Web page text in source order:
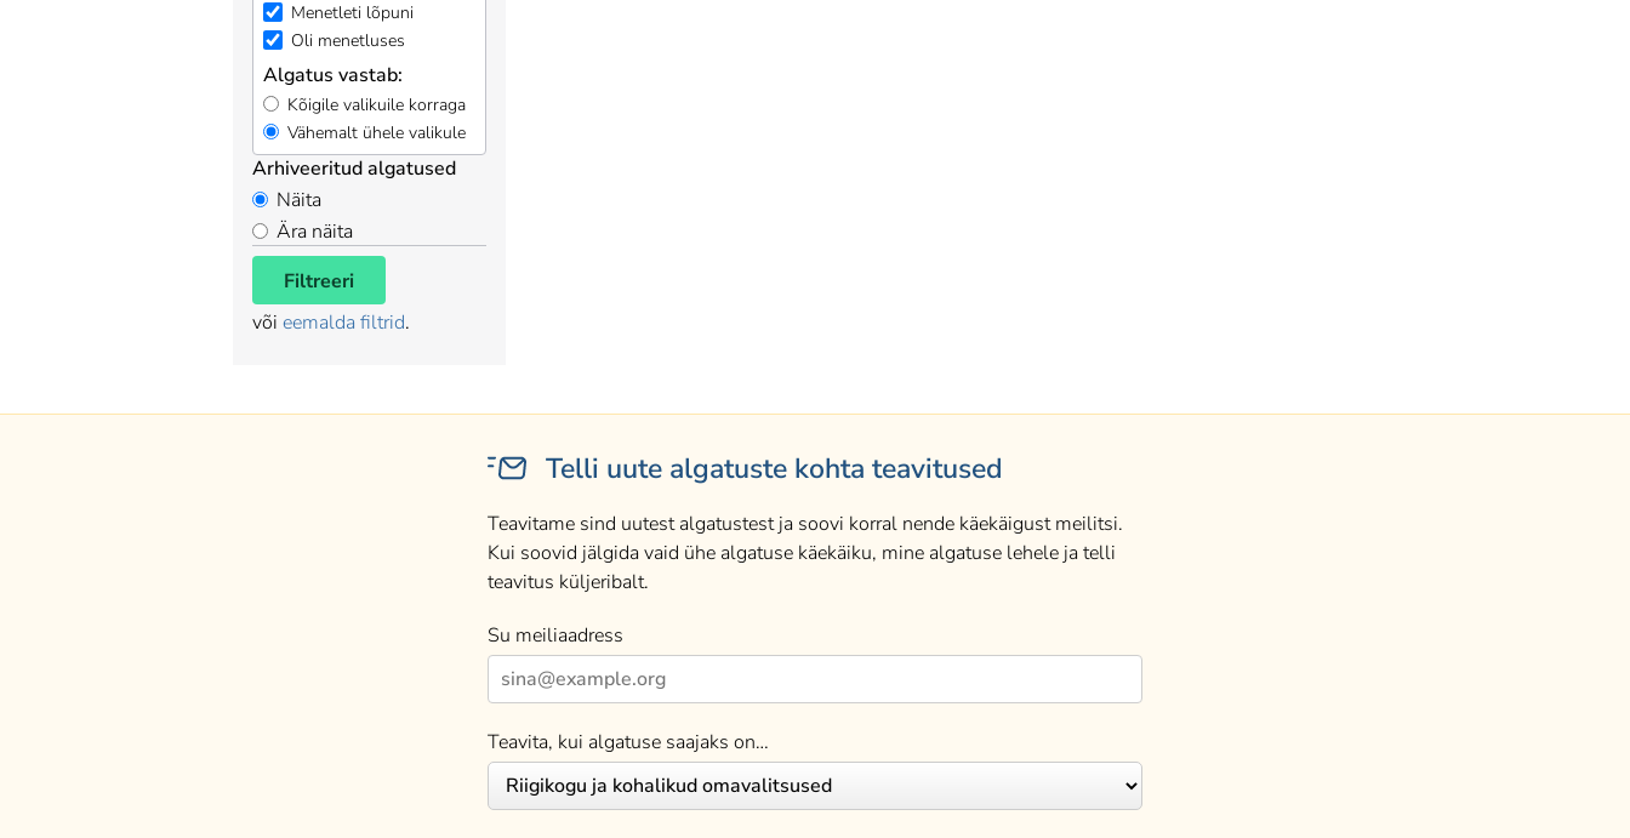
Menetleti lõpuni
Oli menetluses
Algatus vastab:
Kõigile valikuile korraga
Vähemalt ühele valikule
Arhiveeritud algatused
Näita
Ära näita
Filtreeri
või eemalda filtrid.
Telli uute algatuste kohta teavitused
Teavitame sind uutest algatustest ja soovi korral nende käekäigust meilitsi.
Kui soovid jälgida vaid ühe algatuse käekäiku, mine algatuse lehele ja telli
teavitus küljeribalt.
Su meiliaadress
Teavita, kui algatuse saajaks on…